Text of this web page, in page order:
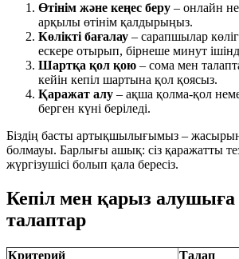
Өтінім және кеңес беру – онлайн
арқылы өтінім қалдырыңыз.
Көлікті бағалау – сарапшылар
ескере отырып, бірнеше минут
Шартқа қол қою – сома мен
кейін кепіл шартына қол қоясыз.
Қаражат алу – ақша қолма-қол
берген күні беріледі.
Біздің басты артықшылығымыз –
болмауы. Барлығы ашық: сіз қаражатты тез
жүргізушісі болып қала бересіз.
Кепіл мен қарыз
талаптар
Критерий Талап